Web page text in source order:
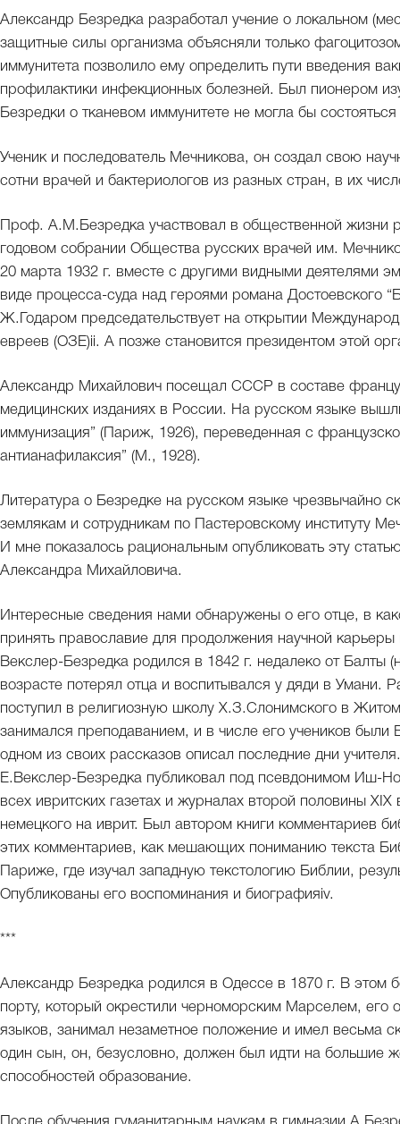
Александр Безредка разработал учение о локальном
защитные силы организма объясняли только
иммунитета позволило ему определить пути введения
профилактики инфекционных болезней. Был пионером
Безредки о тканевом иммунитете не могла бы
Ученик и последователь Мечникова, он создал свою
сотни врачей и бактериологов из разных стран, в их
Проф. А.М.Безредка участвовал в общественной жизни
годовом собрании Общества русских врачей им.
20 марта 1932 г. вместе с другими видными деятелями
виде процесса-суда над героями романа Достоевского
Ж.Годаром председательствует на открытии
евреев (ОЗЕ)ii. А позже становится президентом этой
Александр Михайлович посещал СССР в составе
медицинских изданиях в России. На русском языке
иммунизация” (Париж, 1926), переведенная с
антианафилаксия” (М., 1928).
Литература о Безредке на русском языке чрезвычайно
землякам и сотрудникам по Пастеровскому институту
И мне показалось рациональным опубликовать эту
Александра Михайловича.
Интересные сведения нами обнаружены о его отце, в
принять православие для продолжения научной
Векслер-Безредка родился в 1842 г. недалеко от Балты
возрасте потерял отца и воспитывался у дяди в Умани.
поступил в религиозную школу Х.З.Слонимского в
занимался преподаванием, и в числе его учеников
одном из своих рассказов описал последние дни
Е.Векслер-Безредка публиковал под псевдонимом Иш-
всех ивритских газетах и журналах второй половины
немецкого на иврит. Был автором книги комментариев
этих комментариев, как мешающих пониманию текста
Париже, где изучал западную текстологию Библии,
Опубликованы его воспоминания и биографияiv.
***
Александр Безредка родился в Одессе в 1870 г. В этом
порту, который окрестили черноморским Марселем, его
языков, занимал незаметное положение и имел весьма
один сын, он, безусловно, должен был идти на большие
способностей образование.